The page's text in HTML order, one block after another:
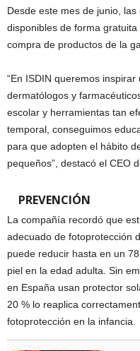
Desde este mes de junio,
disponibles de forma
compra de productos de la
“En ISDIN queremos
dermatólogos y
escolar y herramientas tan
temporal, conseguimos
para que adopten el hábito
pequeños”, destacó el CEO
PREVENCIÓN
La compañía recordó que
adecuado de fotoprotección
puede reducir hasta en un
piel en la edad adulta. Sin
en España usan protector
20 % lo reaplica
fotoprotección en la infancia.